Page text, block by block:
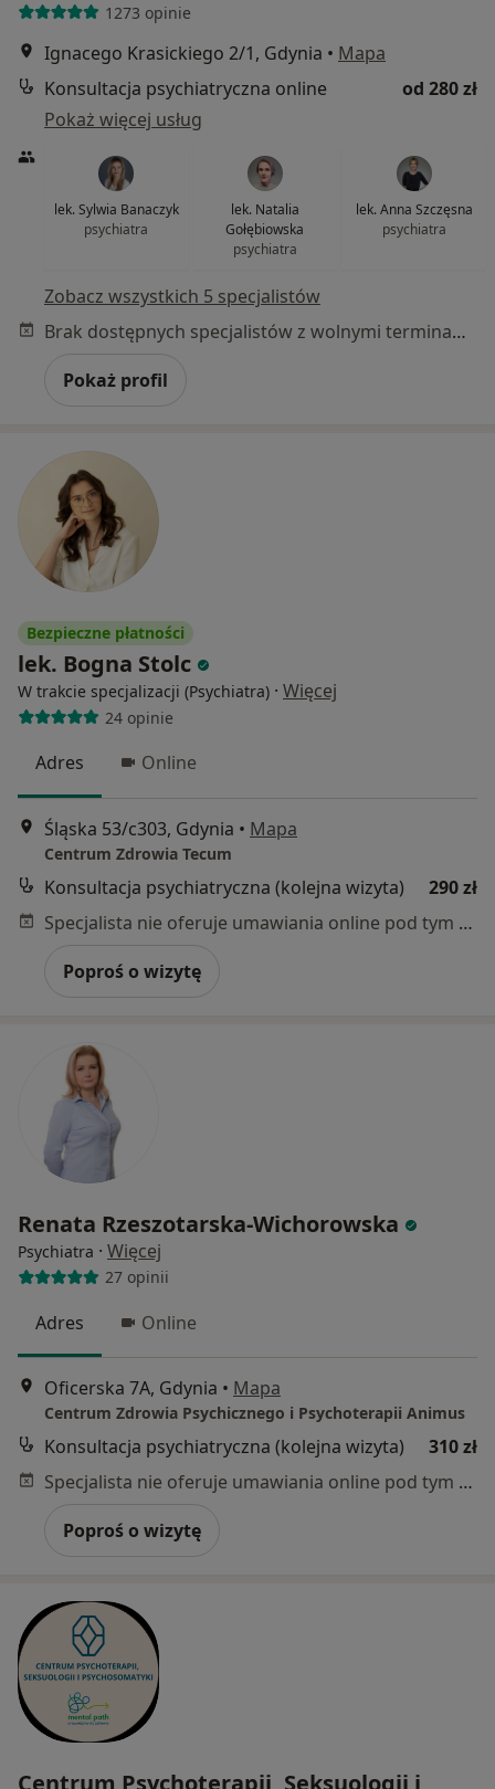
1273 opinie
Ignacego Krasickiego 2/1, Gdynia • Mapa
Konsultacja psychiatryczna online
od 280 zł
Pokaż więcej usług
lek. Sylwia Banaczyk
psychiatra
lek. Natalia
Gołębiowska
psychiatra
lek. Anna Szczęsna
psychiatra
Zobacz wszystkich 5 specjalistów
Brak dostępnych specjalistów z wolnymi terminami w tym centrum medycznym.
Pokaż profil
Bezpieczne płatności
lek. Bogna Stolc
W trakcie specjalizacji (Psychiatra) · Więcej
24 opinie
Adres Online
Śląska 53/c303, Gdynia • Mapa
Centrum Zdrowia Tecum
Konsultacja psychiatryczna (kolejna wizyta)
290 zł
Specjalista nie oferuje umawiania online pod tym adresem.
Poproś o wizytę
Renata Rzeszotarska-Wichorowska
Psychiatra · Więcej
27 opinii
Adres Online
Oficerska 7A, Gdynia • Mapa
Centrum Zdrowia Psychicznego i Psychoterapii Animus
Konsultacja psychiatryczna (kolejna wizyta)
310 zł
Specjalista nie oferuje umawiania online pod tym adresem.
Poproś o wizytę
Centrum Psychoterapii, Seksuologii i